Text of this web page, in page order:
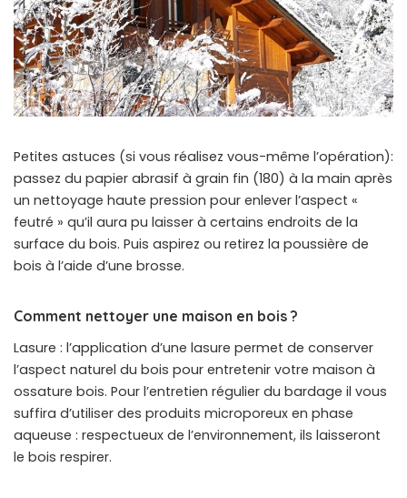
Petites astuces (si vous réalisez vous-même l’opération):
passez du papier abrasif à grain fin (180) à la main après
un nettoyage haute pression pour enlever l’aspect «
feutré » qu’il aura pu laisser à certains endroits de la
surface du bois. Puis aspirez ou retirez la poussière de
bois à l’aide d’une brosse.
Comment nettoyer une maison en bois ?
Lasure : l’application d’une lasure permet de conserver
l’aspect naturel du bois pour entretenir votre maison à
ossature bois. Pour l’entretien régulier du bardage il vous
suffira d’utiliser des produits microporeux en phase
aqueuse : respectueux de l’environnement, ils laisseront
le bois respirer.